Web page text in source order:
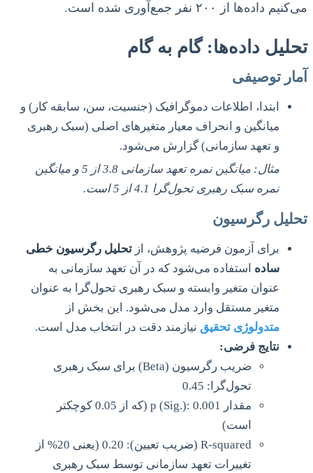
می‌کنیم داده‌ها از ۲۰۰ نفر جمع‌آوری شده است.
تحلیل داده‌ها: گام به گام
آمار توصیفی
ابتدا، اطلاعات دموگرافیک (جنسیت، سن، سابقه کار) و
میانگین و انحراف معیار متغیرهای اصلی (سبک رهبری
و تعهد سازمانی) گزارش می‌شود.
مثال: میانگین نمره تعهد سازمانی 3.8 از 5 و میانگین
نمره سبک رهبری تحول‌گرا 4.1 از 5 است.
تحلیل رگرسیون
برای آزمون فرضیه پژوهش، از تحلیل رگرسیون خطی
ساده استفاده می‌شود که در آن تعهد سازمانی به
عنوان متغیر وابسته و سبک رهبری تحول‌گرا به عنوان
متغیر مستقل وارد مدل می‌شود. این بخش از
متدولوژی تحقیق نیازمند دقت در انتخاب مدل است.
نتایج فرضی:
ضریب رگرسیون (Beta) برای سبک رهبری
تحول‌گرا: 0.45
مقدار p (Sig.): 0.001 (که از 0.05 کوچکتر
است)
R-squared (ضریب تعیین): 0.20 (یعنی 20% از
تغییرات تعهد سازمانی توسط سبک رهبری